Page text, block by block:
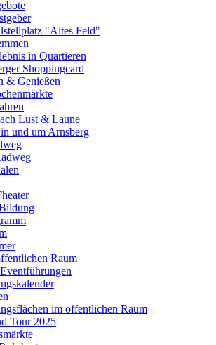
"Altes Feld"
in Quartieren
Shoppingcard
& Genießen
Lust & Laune
und um Arnsberg
Raum
im öffentlichen Raum
Tour 2025